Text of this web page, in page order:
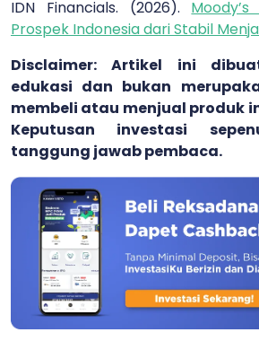
IDN Financials. (2026).
Prospek Indonesia dari Stabil
Disclaimer: Artikel ini
edukasi dan bukan
membeli atau menjual produk
Keputusan investasi
tanggung jawab pembaca.